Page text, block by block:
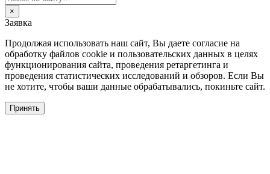
×
Заявка
Продолжая использовать наш сайт, Вы даете согласие на
обработку файлов cookie и пользовательских данных в целях
функционирования сайта, проведения ретаргетинга и
проведения статистических исследований и обзоров. Если Вы
не хотите, чтобы ваши данные обрабатывались, покиньте сайт.
Принять